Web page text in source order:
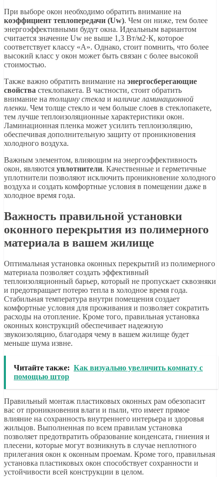
При выборе окон необходимо обратить внимание на
коэффициент теплопередачи (Uw). Чем он ниже, тем более
энергоэффективными будут окна. Идеальным вариантом
считается значение Uw не выше 1,3 Вт/м2·К, которое
соответствует классу «А». Однако, стоит помнить, что более
высокий класс у окон может быть связан с более высокой
стоимостью.
Также важно обратить внимание на энергосберегающие
свойства стеклопакета. В частности, стоит обратить
внимание на толщину стекла и наличие ламинационной
пленки. Чем толще стекло и чем больше слоев в стеклопакете,
тем лучше теплоизоляционные характеристики окон.
Ламинационная пленка может усилить теплоизоляцию,
обеспечивая дополнительную защиту от проникновения
холодного воздуха.
Важным элементом, влияющим на энергоэффективность
окон, являются уплотнители. Качественные и герметичные
уплотнители позволяют исключить проникновение холодного
воздуха и создать комфортные условия в помещении даже в
холодное время года.
Важность правильной установки
оконного перекрытия из полимерного
материала в вашем жилище
Оптимальная установка оконных перекрытий из полимерного
материала позволяет создать эффективный
теплоизоляционный барьер, который не пропускает сквозняки
и предотвращает потерю тепла в холодное время года.
Стабильная температура внутри помещения создает
комфортные условия для проживания и позволяет сократить
расходы на отопление. Кроме того, правильная установка
оконных конструкций обеспечивает надежную
звукоизоляцию, благодаря чему в вашем жилище будет
меньше шума извне.
Читайте также: Как визуально увеличить комнату с
помощью штор
Правильный монтаж пластиковых оконных рам обезопасит
вас от проникновения влаги и пыли, что имеет прямое
влияние на сохранность внутреннего интерьера и здоровья
жильцов. Выполненная по всем правилам установка
позволяет предотвратить образование конденсата, гниения и
плесени, которые могут возникнуть в случае неплотного
прилегания окон к оконным проемам. Кроме того, правильная
установка пластиковых окон способствует сохранности и
устойчивости всей конструкции в целом.